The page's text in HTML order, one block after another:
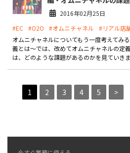
2016年02月25日
#EC #O2O #オムニチャネル
#リアル店
オムニチャネルについてもう一度考えてみ
義とは～では、改めてオムニチャネルの定
は、どのような課題があるのかを見ていきま
1 2 3 4 5 >